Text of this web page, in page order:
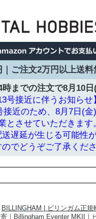
｜ご注文2万円以上送料
時までの注文で8月10
号接近に伴うお知らせ
接近のため、8月7日(金
とさせていただきます
送遅延が生じる可能性
でどうぞご了承くださ
BILLINGHAM | ビリンガム正規
｜Billingham Eventer MKII｜